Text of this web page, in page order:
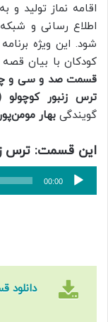
اقامه نماز تولید
اطلاع رسانی و
شود. این ویژه
کودکان با بیان
قسمت صد و سی و
ترس زنبور
گویندگی بهار مومن‌پور
این قسمت: ترس
پخش‌کننده
صوت
00:00
دانلود